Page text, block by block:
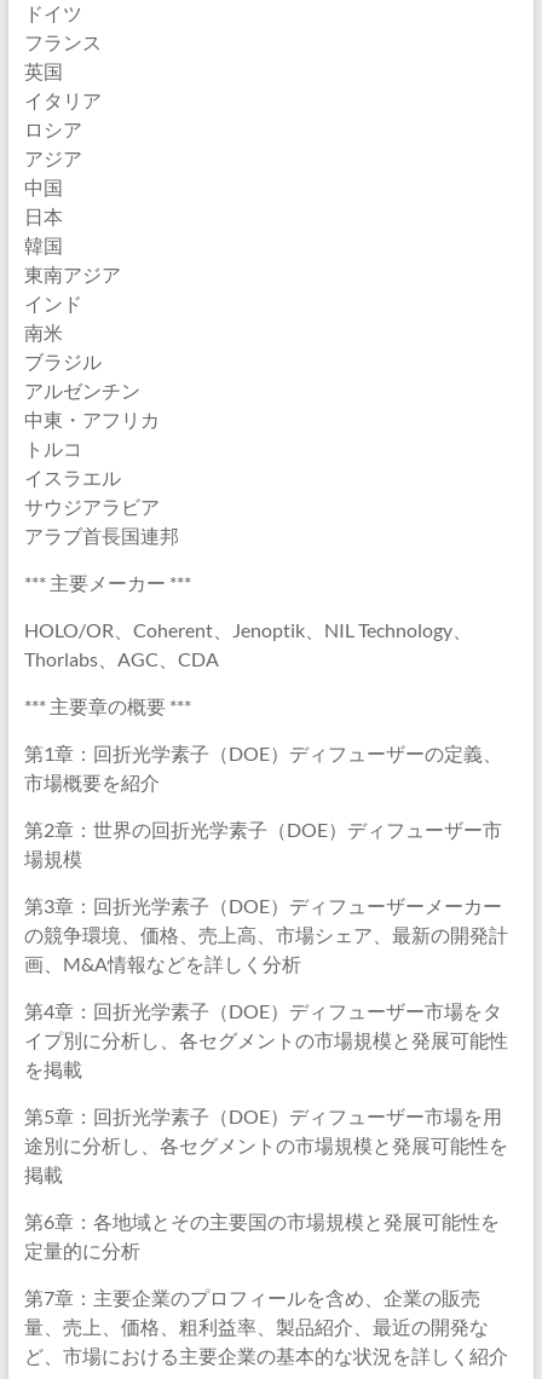
ドイツ
フランス
英国
イタリア
ロシア
アジア
中国
日本
韓国
東南アジア
インド
南米
ブラジル
アルゼンチン
中東・アフリカ
トルコ
イスラエル
サウジアラビア
アラブ首長国連邦
*** 主要メーカー ***
HOLO/OR、Coherent、Jenoptik、NIL Technology、
Thorlabs、AGC、CDA
*** 主要章の概要 ***
第1章：回折光学素子（DOE）ディフューザーの定義、
市場概要を紹介
第2章：世界の回折光学素子（DOE）ディフューザー市
場規模
第3章：回折光学素子（DOE）ディフューザーメーカー
の競争環境、価格、売上高、市場シェア、最新の開発計
画、M&A情報などを詳しく分析
第4章：回折光学素子（DOE）ディフューザー市場をタ
イプ別に分析し、各セグメントの市場規模と発展可能性
を掲載
第5章：回折光学素子（DOE）ディフューザー市場を用
途別に分析し、各セグメントの市場規模と発展可能性を
掲載
第6章：各地域とその主要国の市場規模と発展可能性を
定量的に分析
第7章：主要企業のプロフィールを含め、企業の販売
量、売上、価格、粗利益率、製品紹介、最近の開発な
ど、市場における主要企業の基本的な状況を詳しく紹介